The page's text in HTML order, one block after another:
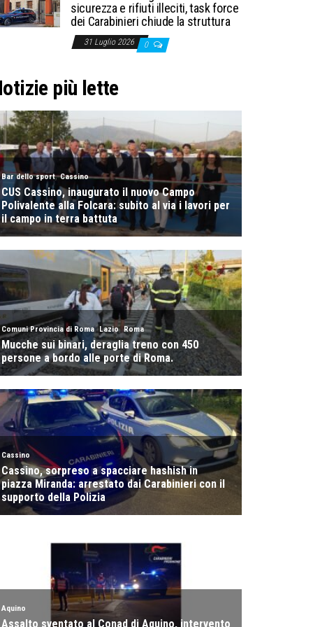
sicurezza e rifiuti illeciti, task force
dei Carabinieri chiude la struttura
31 Luglio 2026 0
più lette